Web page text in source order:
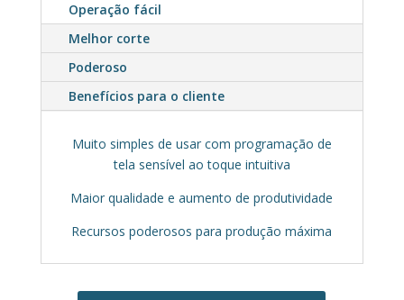
Operação fácil
Melhor corte
Poderoso
Benefícios para o cliente
Muito simples de usar com programação de
tela sensível ao toque intuitiva
Maior qualidade e aumento de produtividade
Recursos poderosos para produção máxima